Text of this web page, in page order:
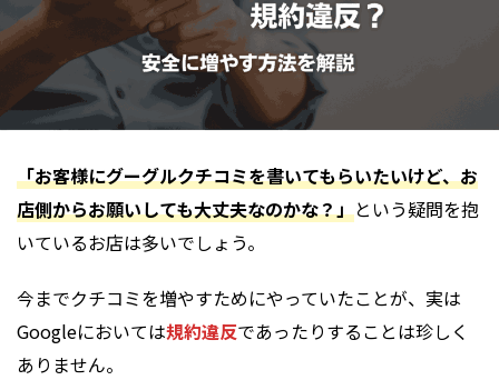
「お客様にグーグルクチコミを書いてもらいたいけど、お
店側からお願いしても大丈夫なのかな？」という疑問を抱
いているお店は多いでしょう。
今までクチコミを増やすためにやっていたことが、実は
Googleにおいては規約違反であったりすることは珍しく
ありません。